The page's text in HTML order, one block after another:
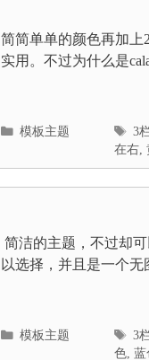
简简单单的颜色再加上
实用。不过为什么是
分
目
录
模板主题
标
签
3
在右,
简洁的主题，不过却
以选择，并且是一个
分
模板主题
标
签
3
色,蓝